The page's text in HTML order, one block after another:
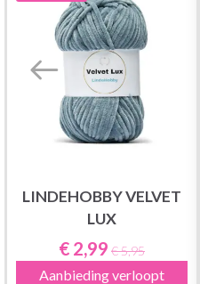
LINDEHOBBY VELVET
LUX
€ 2,99 € 5,95
Aanbieding verloopt